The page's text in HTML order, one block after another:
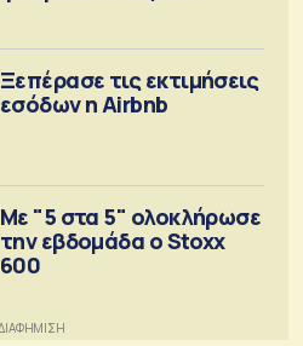
Ξεπέρασε τις εκτιμήσεις
εσόδων η Airbnb
Με "5 στα 5" ολοκλήρωσε
την εβδομάδα ο Stoxx
600